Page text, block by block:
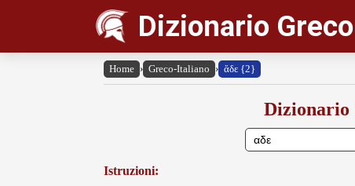
Dizionario
Home › Greco-Italiano › ἅδε {2}
Dizionario
Istruzioni: